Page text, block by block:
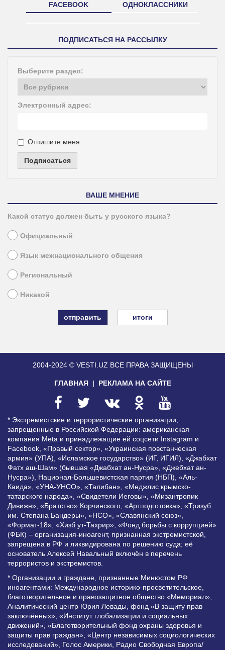
FACEBOOK ОДНОКЛАССНИКИ
ПОДПИСАТЬСЯ НА РАССЫЛКУ
Выберите раздел:
Электронный адрес:
Отпишите меня
Подписаться
ВАШЕ МНЕНИЕ
Какой статус должен быть у русского языка?
Официальный
Язык межнационального общения
Региональный
Никакой
итоги
2004-2024 © VESTI.UZ ВСЕ ПРАВА ЗАЩИЩЕНЫ
ГЛАВНАЯ РЕКЛАМА НА САЙТЕ
* Экстремистские и террористические организации,
запрещенные в Российской Федерации: американская
компания Meta и принадлежащие ей соцсети Instagram и
Facebook, «Правый сектор», «Украинская повстанческая
армия» (УПА), «Исламское государство» (ИГ, ИГИЛ), «Джабхат
Фатх аш-Шам» (бывшая «Джабхат ан-Нусра», «Джебхат ан-
Нусра»), Национал-Большевистская партия (НБП), «Аль-
Каида», «УНА-УНСО», «Талибан», «Меджлис крымско-
татарского народа», «Свидетели Иеговы», «Мизантропик
Дивижн», «Братство» Корчинского, «Артподготовка», «Тризуб
им. Степана Бандеры», «НСО», «Славянский союз»,
«Формат-18», «Хизб ут-Тахрир», «Фонд борьбы с коррупцией»
(ФБК) – организация-иноагент, признанная экстремистской,
запрещена в РФ и ликвидирована по решению суда; её
основатель Алексей Навальный включён в перечень
террористов и экстремистов.
* Организации и граждане, признанные Минюстом РФ
иноагентами: Международное историко-просветительское,
благотворительное и правозащитное общество «Мемориал»,
Аналитический центр Юрия Левады, фонд «В защиту прав
заключённых», «Институт глобализации и социальных
движений», «Благотворительный фонд охраны здоровья и
защиты прав граждан», «Центр независимых социологических
исследований», Голос Америки, Радио Свободная Европа/